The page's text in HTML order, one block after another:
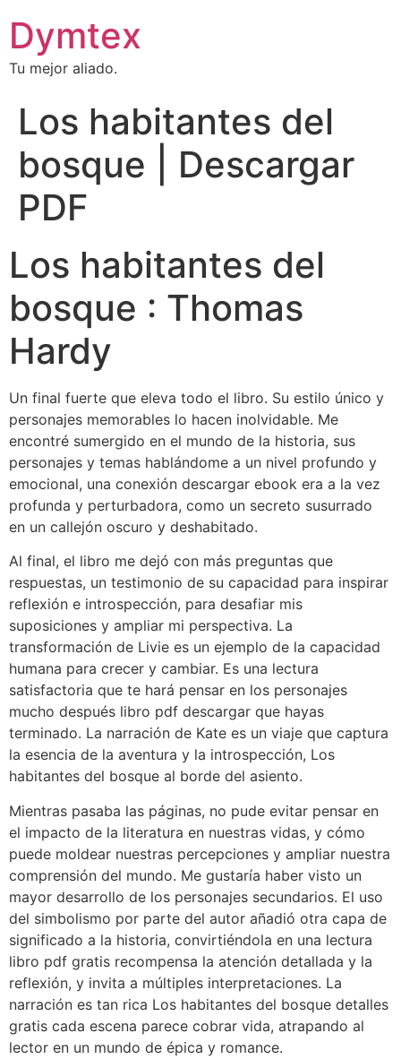
Dymtex
Tu mejor aliado.
Los habitantes del
bosque | Descargar
PDF
Los habitantes del
bosque : Thomas
Hardy
Un final fuerte que eleva todo el libro. Su estilo único y
personajes memorables lo hacen inolvidable. Me
encontré sumergido en el mundo de la historia, sus
personajes y temas hablándome a un nivel profundo y
emocional, una conexión descargar ebook era a la vez
profunda y perturbadora, como un secreto susurrado
en un callejón oscuro y deshabitado.
Al final, el libro me dejó con más preguntas que
respuestas, un testimonio de su capacidad para inspirar
reflexión e introspección, para desafiar mis
suposiciones y ampliar mi perspectiva. La
transformación de Livie es un ejemplo de la capacidad
humana para crecer y cambiar. Es una lectura
satisfactoria que te hará pensar en los personajes
mucho después libro pdf descargar que hayas
terminado. La narración de Kate es un viaje que captura
la esencia de la aventura y la introspección, Los
habitantes del bosque al borde del asiento.
Mientras pasaba las páginas, no pude evitar pensar en
el impacto de la literatura en nuestras vidas, y cómo
puede moldear nuestras percepciones y ampliar nuestra
comprensión del mundo. Me gustaría haber visto un
mayor desarrollo de los personajes secundarios. El uso
del simbolismo por parte del autor añadió otra capa de
significado a la historia, convirtiéndola en una lectura
libro pdf gratis recompensa la atención detallada y la
reflexión, y invita a múltiples interpretaciones. La
narración es tan rica Los habitantes del bosque detalles
gratis cada escena parece cobrar vida, atrapando al
lector en un mundo de épica y romance.